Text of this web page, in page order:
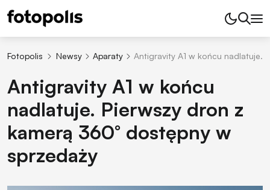
Fotopolis Newsy Aparaty Antigravity A1 w końcu nadlatuje.
Antigravity A1 w końcu
nadlatuje. Pierwszy dron z
kamerą 360° dostępny w
sprzedaży